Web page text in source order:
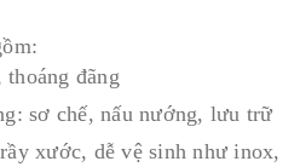
đãng
sơ chế, nấu nướng, lưu trữ
xước, dễ vệ sinh như inox,